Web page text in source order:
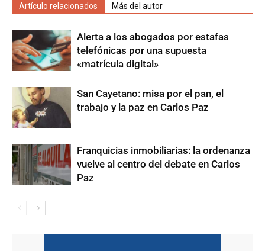
Artículo relacionados Más del autor
Alerta a los abogados por estafas
telefónicas por una supuesta
«matrícula digital»
San Cayetano: misa por el pan, el
trabajo y la paz en Carlos Paz
Franquicias inmobiliarias: la ordenanza
vuelve al centro del debate en Carlos
Paz